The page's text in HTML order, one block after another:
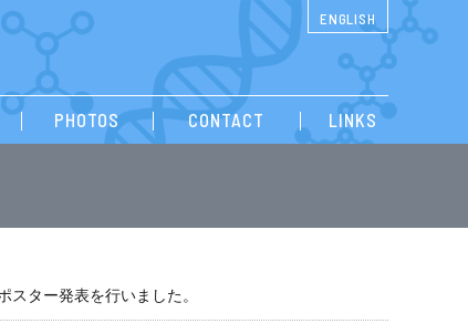
PHOTOS CONTACT LINKS
ENGLISH
ター発表を行いました。